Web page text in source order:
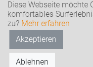
Diese Webseite möchte
komfortables
zu? Mehr erfahren
Akzeptieren
Ablehnen